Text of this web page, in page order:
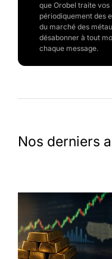
que Orobel traite
périodiquement des
du marché des
désabonner à tout
chaque message.
Nos derniers